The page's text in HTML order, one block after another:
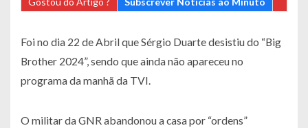
Foi no dia 22 de Abril que Sérgio Duarte desistiu do “Big
Brother 2024”, sendo que ainda não apareceu no
programa da manhã da TVI.
O militar da GNR abandonou a casa por “ordens”